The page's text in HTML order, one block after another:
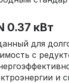
0.37 кВт
для
с
и